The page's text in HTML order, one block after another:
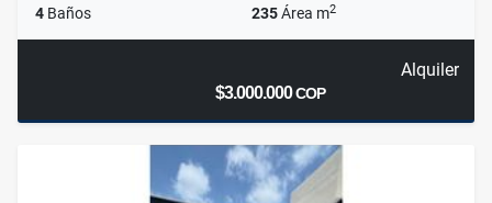
4 Baños 235Área m2
Alquiler
$3.000.000COP